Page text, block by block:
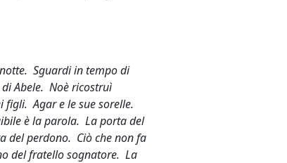
Sguardi in tempo di
Abele. Noè ricostruì
figli. Agar e le sue sorelle.
è la parola. La porta del
del perdono. Ciò che non fa
del fratello sognatore. La